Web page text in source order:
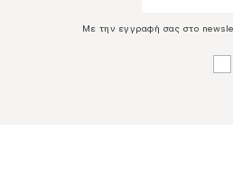
Με την εγγραφή σας στο